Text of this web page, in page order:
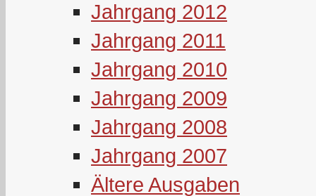
Jahrgang 2012
Jahrgang 2011
Jahrgang 2010
Jahrgang 2009
Jahrgang 2008
Jahrgang 2007
Ältere Ausgaben